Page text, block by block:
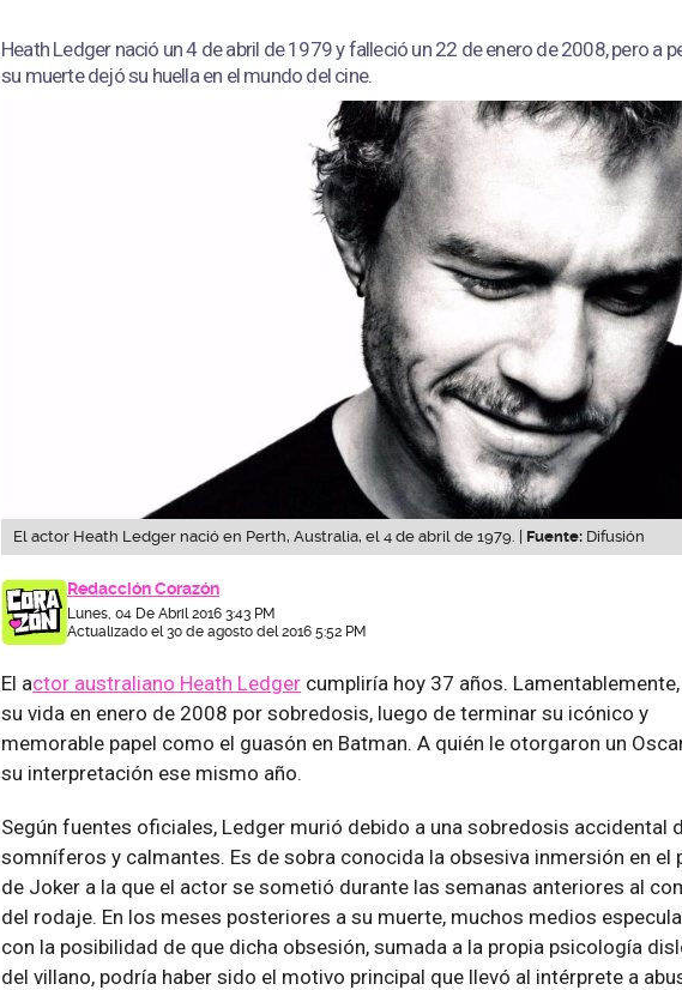
Heath Ledger nació un 4 de abril de 1979 y falleció un 22 de enero de 2008, pero a
su muerte dejó su huella en el mundo del cine.
El actor Heath Ledger nació en Perth, Australia, el 4 de abril de 1979. | Fuente: Difusión
Redacción Corazón
Lunes, 04 De Abril 2016 3:43 PM
Actualizado el 30 de agosto del 2016 5:52 PM
El actor australiano Heath Ledger cumpliría hoy 37 años.
su vida en enero de 2008 por sobredosis, luego de terminar su icónico y
memorable papel como el guasón en Batman. A quién le otorgaron un
su interpretación ese mismo año.
Según fuentes oficiales, Ledger murió debido a una sobredosis accidental
somníferos y calmantes. Es de sobra conocida la obsesiva inmersión en el
de Joker a la que el actor se sometió durante las semanas anteriores al
del rodaje. En los meses posteriores a su muerte, muchos medios
con la posibilidad de que dicha obsesión, sumada a la propia psicología
del villano, podría haber sido el motivo principal que llevó al intérprete a